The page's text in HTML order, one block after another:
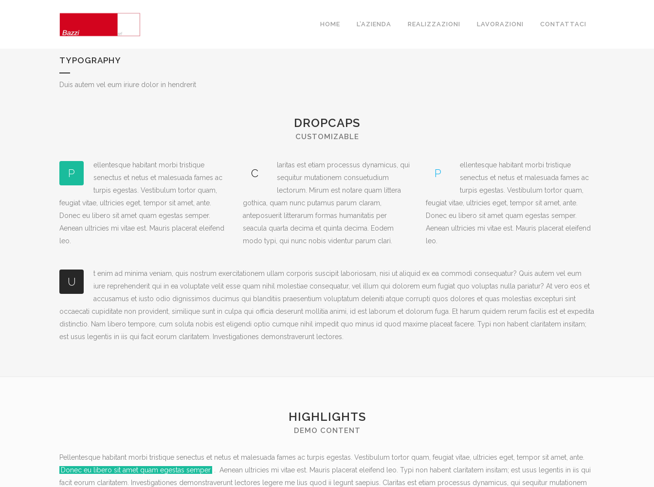
HOME L’AZIENDA REALIZZAZIONI LAVORAZIONI CONTATTACI
TYPOGRAPHY
Duis autem vel eum iriure dolor in hendrerit
DROPCAPS
CUSTOMIZABLE
P
ellentesque habitant morbi tristique
senectus et netus et malesuada fames ac
turpis egestas. Vestibulum tortor quam,
feugiat vitae, ultricies eget, tempor sit amet, ante.
Donec eu libero sit amet quam egestas semper.
Aenean ultricies mi vitae est. Mauris placerat eleifend
leo.
C
laritas est etiam processus dynamicus, qui
sequitur mutationem consuetudium
lectorum. Mirum est notare quam littera
gothica, quam nunc putamus parum claram,
anteposuerit litterarum formas humanitatis per
seacula quarta decima et quinta decima. Eodem
modo typi, qui nunc nobis videntur parum clari.
P
ellentesque habitant morbi tristique
senectus et netus et malesuada fames ac
turpis egestas. Vestibulum tortor quam,
feugiat vitae, ultricies eget, tempor sit amet, ante.
Donec eu libero sit amet quam egestas semper.
Aenean ultricies mi vitae est. Mauris placerat eleifend
leo.
U
t enim ad minima veniam, quis nostrum exercitationem ullam corporis suscipit laboriosam, nisi ut aliquid ex ea commodi consequatur? Quis autem vel eum
iure reprehenderit qui in ea voluptate velit esse quam nihil molestiae consequatur, vel illum qui dolorem eum fugiat quo voluptas nulla pariatur? At vero eos et
accusamus et iusto odio dignissimos ducimus qui blanditiis praesentium voluptatum deleniti atque corrupti quos dolores et quas molestias excepturi sint
occaecati cupiditate non provident, similique sunt in culpa qui officia deserunt mollitia animi, id est laborum et dolorum fuga. Et harum quidem rerum facilis est et expedita
distinctio. Nam libero tempore, cum soluta nobis est eligendi optio cumque nihil impedit quo minus id quod maxime placeat facere. Typi non habent claritatem insitam;
est usus legentis in iis qui facit eorum claritatem. Investigationes demonstraverunt lectores.
HIGHLIGHTS
DEMO CONTENT
Pellentesque habitant morbi tristique senectus et netus et malesuada fames ac turpis egestas. Vestibulum tortor quam, feugiat vitae, ultricies eget, tempor sit amet, ante.
Donec eu libero sit amet quam egestas semper
. Aenean ultricies mi vitae est. Mauris placerat eleifend leo. Typi non habent claritatem insitam; est usus legentis in iis qui
facit eorum claritatem. Investigationes demonstraverunt lectores legere me lius quod ii legunt saepius. Claritas est etiam processus dynamicus, qui sequitur mutationem